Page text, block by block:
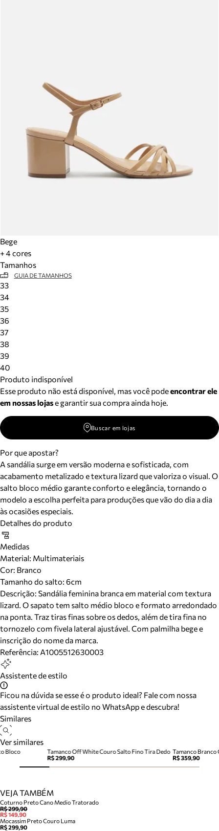
Bege
+ 4 cores
Tamanhos
GUIA DE TAMANHOS
33
34
35
36
37
38
39
40
Produto indisponível
Esse produto não está disponível, mas você podeencontrar ele
em nossas lojase garantir sua compra ainda hoje.
Buscar em lojas
Por que apostar?
A sandália surge em versão moderna e sofisticada, com
acabamento metalizado e textura lizard que valoriza o visual. O
salto bloco médio garante conforto e elegância, tornando o
modelo a escolha perfeita para produções que vão do dia a dia
às ocasiões especiais.
Detalhes do produto
Medidas
Material: Multimateriais
Cor: Branco
Tamanho do salto: 6cm
Descrição: Sandália feminina branca em material com textura
lizard. O sapato tem salto médio bloco e formato arredondado
na ponta. Traz tiras finas sobre os dedos, além de tira fina no
tornozelo com fivela lateral ajustável. Com palmilha bege e
inscrição do nome da marca.
Referência: A1005512630003
Assistente de estilo
Ficou na dúvida se esse é o produto ideal? Fale com nossa
assistente virtual de estilo no WhatsApp e descubra!
Similares
Ver similares
Tamanco Off White Couro Salto Fino Tira Dedo
R$ 299,90
Tamanco Branco
R$ 359,90
Bloco
VEJA TAMBÉM
Coturno Preto Cano Medio Tratorado
R$ 299,90
R$ 149,90
Mocassim Preto Couro Luma
R$ 299,90